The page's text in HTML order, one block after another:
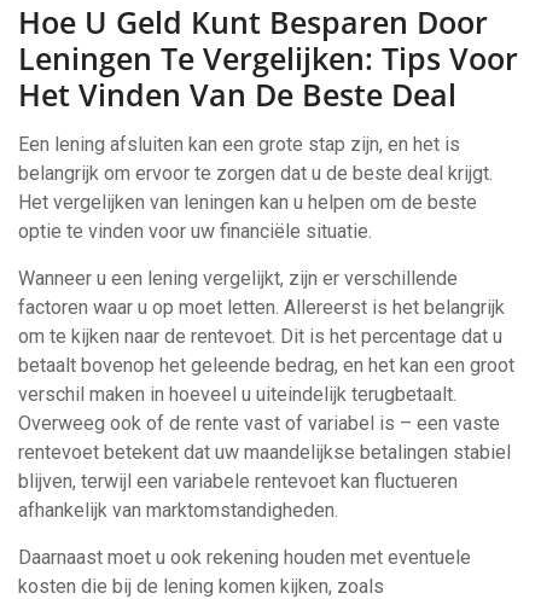
Hoe U Geld Kunt Besparen Door
Leningen Te Vergelijken: Tips Voor
Het Vinden Van De Beste Deal
Een lening afsluiten kan een grote stap zijn, en het is
belangrijk om ervoor te zorgen dat u de beste deal krijgt.
Het vergelijken van leningen kan u helpen om de beste
optie te vinden voor uw financiële situatie.
Wanneer u een lening vergelijkt, zijn er verschillende
factoren waar u op moet letten. Allereerst is het belangrijk
om te kijken naar de rentevoet. Dit is het percentage dat u
betaalt bovenop het geleende bedrag, en het kan een groot
verschil maken in hoeveel u uiteindelijk terugbetaalt.
Overweeg ook of de rente vast of variabel is – een vaste
rentevoet betekent dat uw maandelijkse betalingen stabiel
blijven, terwijl een variabele rentevoet kan fluctueren
afhankelijk van marktomstandigheden.
Daarnaast moet u ook rekening houden met eventuele
kosten die bij de lening komen kijken, zoals